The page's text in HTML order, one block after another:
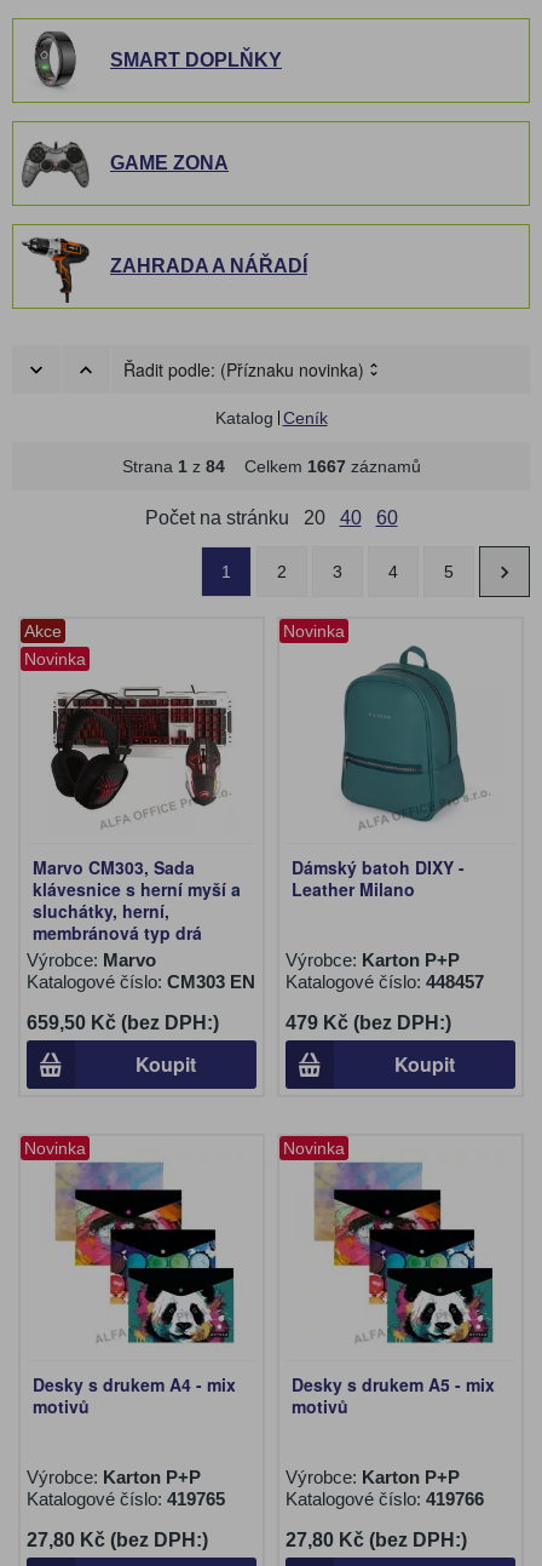
SMART DOPLŇKY
GAME ZONA
ZAHRADA A NÁŘADÍ
Řadit podle: (Příznaku novinka)
Katalog Ceník
Strana 1z 84Celkem 1667záznamů
Počet na stránku 20 40 60
1 2 3 4 5
Akce
Novinka
Marvo CM303, Sada
klávesnice s herní myší a
sluchátky, herní,
membránová typ drá
Výrobce: Marvo
Katalogové číslo: CM303 EN
659,50 Kč (bez DPH:)
Koupit
Novinka
Dámský batoh DIXY -
Leather Milano
Výrobce: Karton P+P
Katalogové číslo: 448457
479 Kč (bez DPH:)
Koupit
Novinka
Desky s drukem A4 - mix
motivů
Výrobce: Karton P+P
Katalogové číslo: 419765
27,80 Kč (bez DPH:)
Novinka
Desky s drukem A5 - mix
motivů
Výrobce: Karton P+P
Katalogové číslo: 419766
27,80 Kč (bez DPH:)